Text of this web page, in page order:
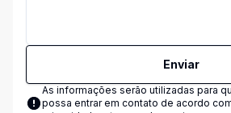
Enviar
As informações serão utilizadas para
possa entrar em contato de acordo